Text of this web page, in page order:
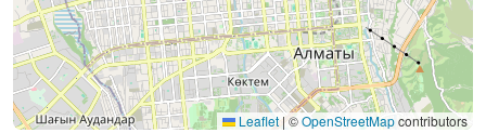
Leaflet|©OpenStreetMapcontributors